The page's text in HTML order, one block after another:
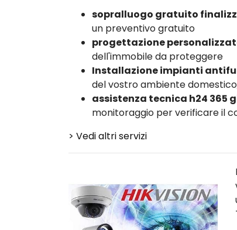
sopralluogo gratuito
un preventivo gratuito
progettazione
dell'immobile da proteggere
Installazione impianti
del vostro ambiente
assistenza tecnica h24 365
monitoraggio per verificare il
> Vedi altri servizi